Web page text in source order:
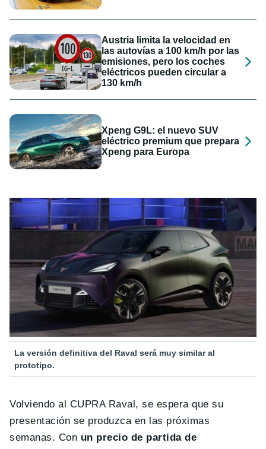
Austria limita la velocidad en
las autovías a 100 km/h por las
emisiones, pero los coches
eléctricos pueden circular a
130 km/h
Xpeng G9L: el nuevo SUV
eléctrico premium que prepara
Xpeng para Europa
La versión definitiva del Raval será muy similar al
prototipo.
Volviendo al CUPRA Raval, se espera que su
presentación se produzca en las próximas
semanas. Con un precio de partida de